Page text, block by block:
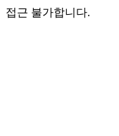
접근 불가합니다.